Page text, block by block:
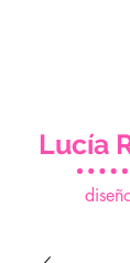
d
Lucía